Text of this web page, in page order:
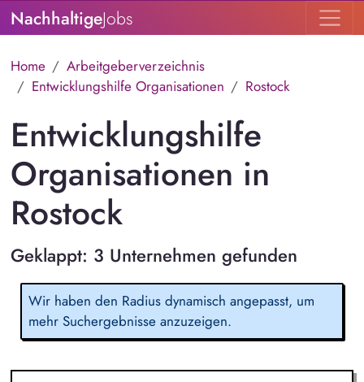
NachhaltigeJobs
Home
Arbeitgeberverzeichnis
Entwicklungshilfe Organisationen
Rostock
Entwicklungshilfe
Organisationen in
Rostock
Geklappt: 3 Unternehmen gefunden
Wir haben den Radius dynamisch angepasst, um
mehr Suchergebnisse anzuzeigen.